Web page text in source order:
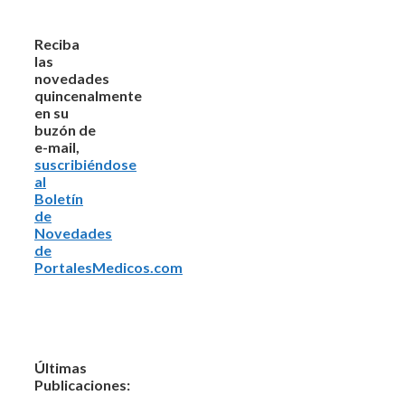
Reciba
las
novedades
quincenalmente
en su
buzón de
e-mail,
suscribiéndose
al
Boletín
de
Novedades
de
PortalesMedicos.com
Últimas
Publicaciones: